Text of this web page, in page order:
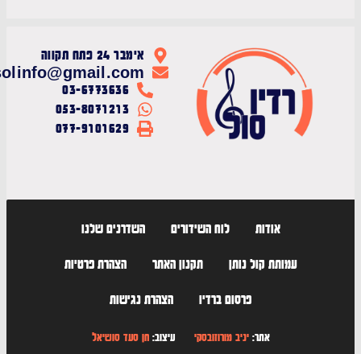
אימבר 24 פתח תקווה
radiosolinfo@gmail.com
03-6773636
053-8071213
077-9101629
לוח השידורים השדרנים שלנו
עמותת קול נותן תקנון האתר הצהרת פרטיות
פרסום ברדיו הצהרת נגישות
יניב מורוזובסקיעיצוב:חן סעד סושיאל